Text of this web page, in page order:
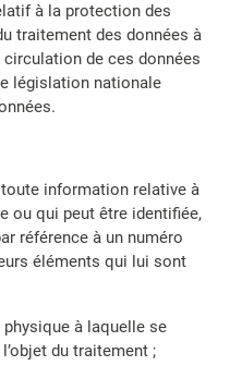
à la protection des
traitement des données à
de ces données
législation nationale
information relative à
ou qui peut être identifiée,
référence à un numéro
éléments qui lui sont
physique à laquelle se
du traitement ;